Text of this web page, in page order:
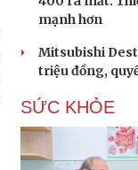
mạnh hơn
Mitsubishi
triệu đồng,
SỨC KHỎE